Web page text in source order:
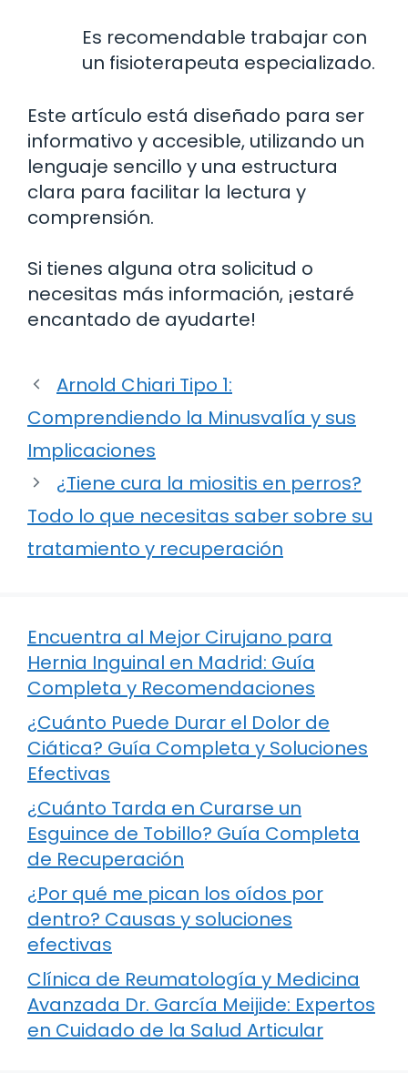
Es recomendable trabajar con
un fisioterapeuta especializado.
Este artículo está diseñado para ser
informativo y accesible, utilizando un
lenguaje sencillo y una estructura
clara para facilitar la lectura y
comprensión.
Si tienes alguna otra solicitud o
necesitas más información, ¡estaré
encantado de ayudarte!
Arnold Chiari Tipo 1:
Comprendiendo la Minusvalía y sus
Implicaciones
¿Tiene cura la miositis en perros?
Todo lo que necesitas saber sobre su
tratamiento y recuperación
Encuentra al Mejor Cirujano para
Hernia Inguinal en Madrid: Guía
Completa y Recomendaciones
¿Cuánto Puede Durar el Dolor de
Ciática? Guía Completa y Soluciones
Efectivas
¿Cuánto Tarda en Curarse un
Esguince de Tobillo? Guía Completa
de Recuperación
¿Por qué me pican los oídos por
dentro? Causas y soluciones
efectivas
Clínica de Reumatología y Medicina
Avanzada Dr. García Meijide: Expertos
en Cuidado de la Salud Articular